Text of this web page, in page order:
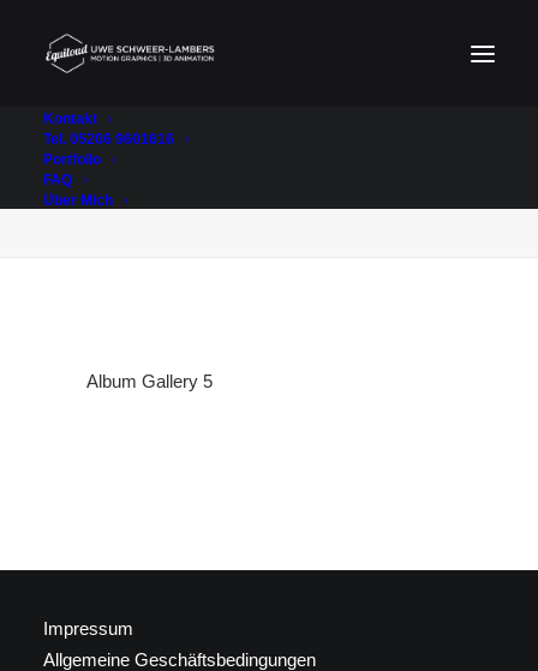
Kontakt
Tel. 05206 9601616
Portfolio
FAQ
Über Mich
Home
Album Gallery 5
Impressum
Allgemeine Geschäftsbedingungen